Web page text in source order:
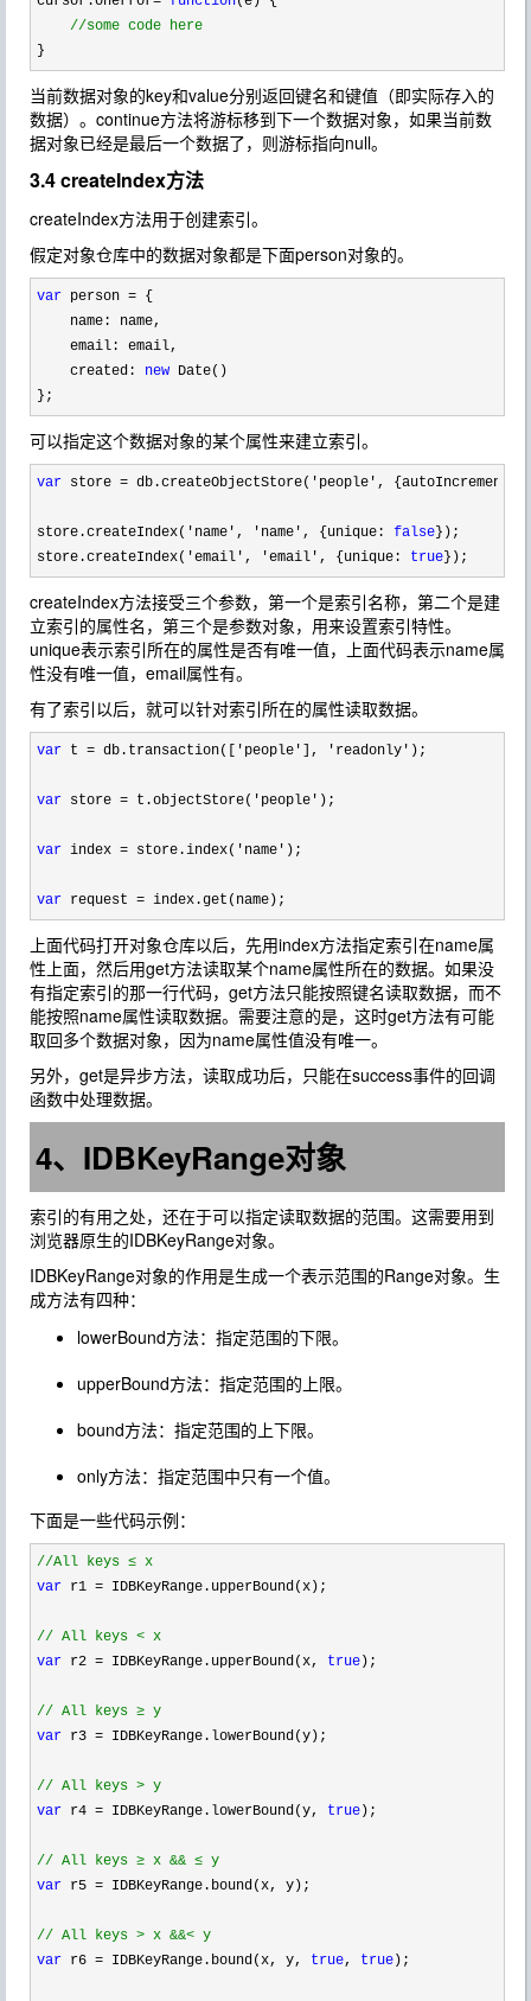
//some code here
}
当前数据对象的key和value分别返回键名和键值（即实际存入的
数据）。continue方法将游标移到下一个数据对象，如果当前数
据对象已经是最后一个数据了，则游标指向null。
3.4 createIndex方法
createIndex方法用于创建索引。
假定对象仓库中的数据对象都是下面person对象的。
var person = {
    name: name,
    email: email,
    created:
new Date()
};
可以指定这个数据对象的某个属性来建立索引。
var store = db.createObjectStore('people', {autoIncrement:
store.createIndex( 'name', 'name', {unique: false });
store.createIndex( 'email', 'email', {unique: true });
createIndex方法接受三个参数，第一个是索引名称，第二个是建
立索引的属性名，第三个是参数对象，用来设置索引特性。
unique表示索引所在的属性是否有唯一值，上面代码表示name属
性没有唯一值，email属性有。
有了索引以后，就可以针对索引所在的属性读取数据。
var t = db.transaction(['people'], 'readonly' );
var store = t.objectStore('people' );
var index = store.index('name' );
var request = index.get(name);
上面代码打开对象仓库以后，先用index方法指定索引在name属
性上面，然后用get方法读取某个name属性所在的数据。如果没
有指定索引的那一行代码，get方法只能按照键名读取数据，而不
能按照name属性读取数据。需要注意的是，这时get方法有可能
取回多个数据对象，因为name属性值没有唯一。
另外，get是异步方法，读取成功后，只能在success事件的回调
函数中处理数据。
4、IDBKeyRange对象
索引的有用之处，还在于可以指定读取数据的范围。这需要用到
浏览器原生的IDBKeyRange对象。
IDBKeyRange对象的作用是生成一个表示范围的Range对象。生
成方法有四种：
lowerBound方法：指定范围的下限。
upperBound方法：指定范围的上限。
bound方法：指定范围的上下限。
only方法：指定范围中只有一个值。
下面是一些代码示例：
//All keys ≤ x
var r1 = IDBKeyRange.upperBound(x);
// All keys < x
var r2 = IDBKeyRange.upperBound(x, true );
// All keys ≥ y
var r3 = IDBKeyRange.lowerBound(y);
// All keys > y
var r4 = IDBKeyRange.lowerBound(y, true );
// All keys ≥ x && ≤ y
var r5 = IDBKeyRange.bound(x, y);
// All keys > x &&< y
var r6 = IDBKeyRange.bound(x, y, true, true );